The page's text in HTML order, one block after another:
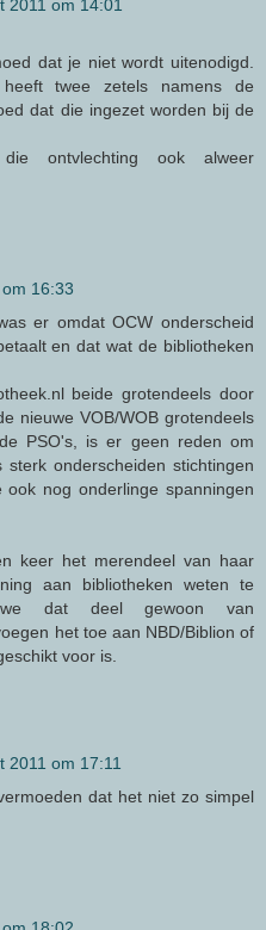
2011 om 14:01
dat je niet wordt uitenodigd.
twee zetels namens de
dat die ingezet worden bij de
ontvlechting ook alweer
16:33
er omdat OCW onderscheid
en dat wat de bibliotheken
beide grotendeels door
nieuwe VOB/WOB grotendeels
PSO's, is er geen reden om
sterk onderscheiden stichtingen
nog onderlinge spanningen
keer het merendeel van haar
aan bibliotheken weten te
dat deel gewoon van
het toe aan NBD/Biblion of
voor is.
2011 om 17:11
dat het niet zo simpel